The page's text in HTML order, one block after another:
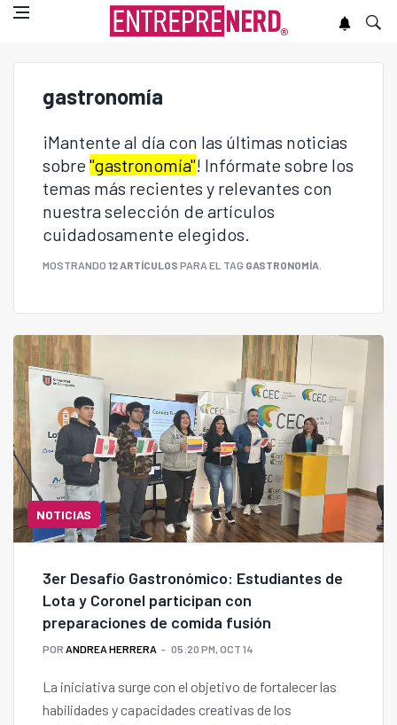
gastronomía
¡Mantente al día con las últimas noticias
sobre "gastronomía"! Infórmate sobre los
temas más recientes y relevantes con
nuestra selección de artículos
cuidadosamente elegidos.
MOSTRANDO 12 ARTÍCULOS PARA EL TAG GASTRONOMÍA
NOTICIAS
3er Desafío Gastronómico: Estudiantes de
Lota y Coronel participan con
preparaciones de comida fusión
POR ANDREA HERRERA 05:20 PM, OCT 14
La iniciativa surge con el objetivo de fortalecer las
habilidades y capacidades creativas de los